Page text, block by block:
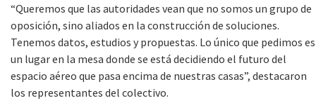
“Queremos que las autoridades vean que no somos un grupo de
oposición, sino aliados en la construcción de soluciones.
Tenemos datos, estudios y propuestas. Lo único que pedimos es
un lugar en la mesa donde se está decidiendo el futuro del
espacio aéreo que pasa encima de nuestras casas”, destacaron
los representantes del colectivo.